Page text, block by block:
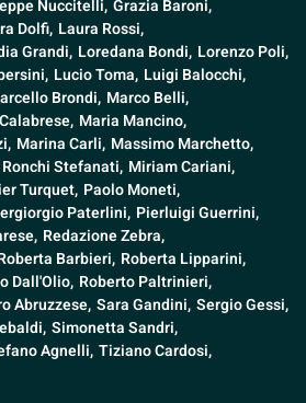
Nuccitelli, Grazia Baroni,
Dolfi, Laura Rossi,
Grandi, Loredana Bondi, Lorenzo Poli,
Lucio Toma, Luigi Balocchi,
Brondi, Marco Belli,
Maria Mancino,
Marina Carli, Massimo Marchetto,
Stefanati, Miriam Cariani,
Turquet, Paolo Moneti,
Paterlini, Pierluigi Guerrini,
Redazione Zebra,
Barbieri, Roberta Lipparini,
Dall'Olio, Roberto Paltrinieri,
Abruzzese, Sara Gandini, Sergio Gessi,
Simonetta Sandri,
Agnelli, Tiziano Cardosi,